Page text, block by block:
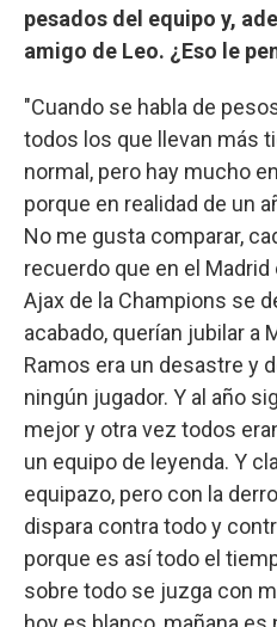
pesados del equipo y,
amigo de Leo. ¿Eso le
"Cuando se habla de
todos los que llevan más
normal, pero hay mucho
porque en realidad de un
No me gusta comparar,
recuerdo que en el Madrid
Ajax de la Champions se
acabado, querían jubilar a
Ramos era un desastre y
ningún jugador. Y al año
mejor y otra vez todos
un equipo de leyenda. Y
equipazo, pero con la
dispara contra todo y
porque es así todo el
sobre todo se juzga con